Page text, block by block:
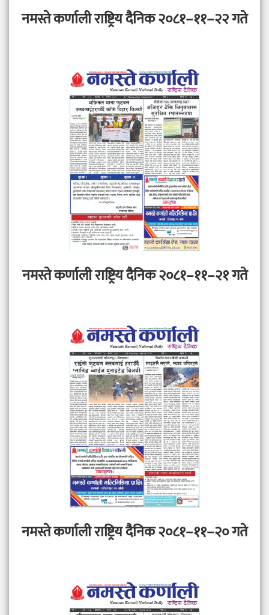
नमस्ते कर्णाली राष्ट्रिय दैनिक २०८१–११–२२ गते
नमस्ते कर्णाली राष्ट्रिय दैनिक २०८१–११–२१ गते
नमस्ते कर्णाली राष्ट्रिय दैनिक २०८१–११–२० गते